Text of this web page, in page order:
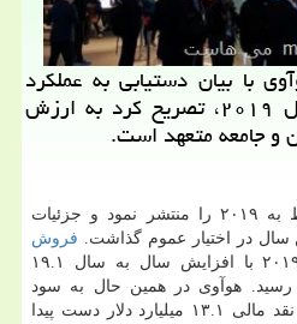
با بیان دستیابی به عملكرد
مالی موفقیت آمیز در سال ۲۰۱۹، تصریح كرد به ارزش
و جامعه متعهد است.
هوآوی گزارش سالیانه مربوط به ۲۰۱۹ را منتشر نمود و جزئیات
سال در اختیار عموم گذاشت. فروش
جهانی این كمپانی در سال ۲۰۱۹ با افزایش سال به سال ۱۹.۱
دلار رسید. هوآوی در همین حال به سود
خالص ۹ میلیارد دلار و جریان نقد مالی ۱۳.۱ میلیارد دلار دست پیدا